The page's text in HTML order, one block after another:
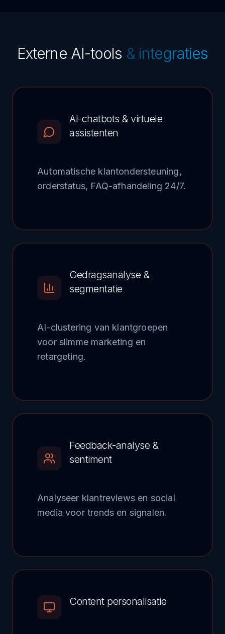
Externe AI-tools & integraties
AI-chatbots & virtuele
assistenten
Automatische klantondersteuning,
orderstatus, FAQ-afhandeling 24/7.
Gedragsanalyse &
segmentatie
AI-clustering van klantgroepen
voor slimme marketing en
retargeting.
Feedback-analyse &
sentiment
Analyseer klantreviews en social
media voor trends en signalen.
Content personalisatie